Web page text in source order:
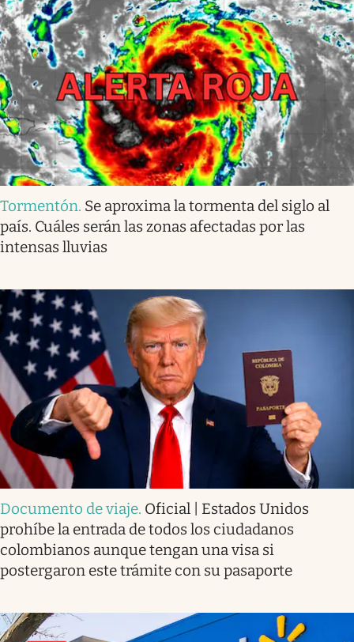
Tormentón. Se aproxima la tormenta del siglo al
país. Cuáles serán las zonas afectadas por las
intensas lluvias
Documento de viaje. Oficial | Estados Unidos
prohíbe la entrada de todos los ciudadanos
colombianos aunque tengan una visa si
postergaron este trámite con su pasaporte